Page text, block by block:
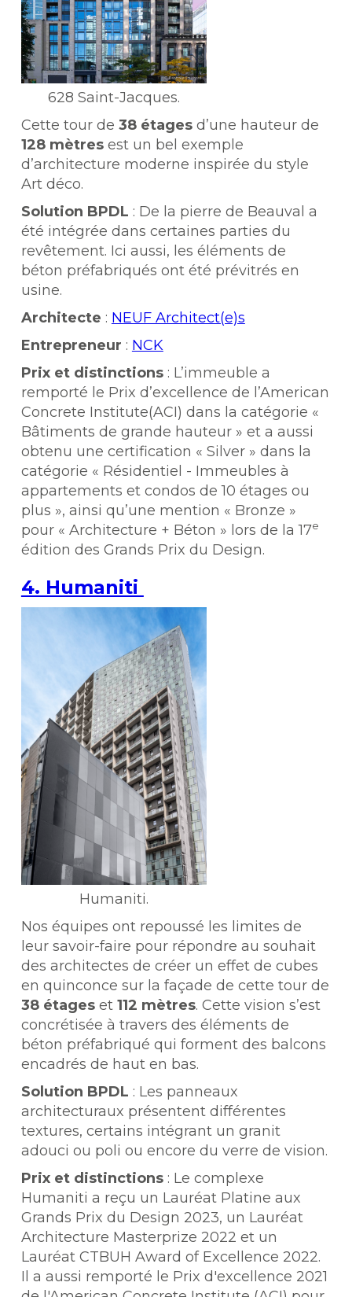
628 Saint-Jacques.
Cette tour de 38 étagesd’une hauteur de
128 mètres est un bel exemple
d’architecture moderne inspirée du style
Art déco.
Solution BPDL : De la pierre de Beauval a
été intégrée dans certaines parties du
revêtement. Ici aussi, les éléments de
béton préfabriqués ont été prévitrés en
usine.
Architecte : NEUF Architect(e)s
Entrepreneur : NCK
Prix et distinctions : L’immeuble a
remporté le Prix d’excellence de l’American
Concrete Institute(ACI) dans la catégorie «
Bâtiments de grande hauteur » et a aussi
obtenu une certification « Silver » dans la
catégorie « Résidentiel - Immeubles à
appartements et condos de 10 étages ou
plus », ainsi qu’une mention « Bronze »
pour « Architecture + Béton » lors de la 17e
édition des Grands Prix du Design.
4. Humaniti
Humaniti.
Nos équipes ont repoussé les limites de
leur savoir-faire pour répondre au souhait
des architectes de créer un effet de cubes
en quinconce sur la façade de cette tour de
38 étageset 112 mètres. Cette vision s’est
concrétisée à travers des éléments de
béton préfabriqué qui forment des balcons
encadrés de haut en bas.
Solution BPDL : Les panneaux
architecturaux présentent différentes
textures, certains intégrant un granit
adouci ou poli ou encore du verre de vision.
Prix et distinctions: Le complexe
Humaniti a reçu un Lauréat Platine aux
Grands Prix du Design 2023, un Lauréat
Architecture Masterprize 2022 et un
Lauréat CTBUH Award of Excellence 2022.
Il a aussi remporté le Prix d'excellence 2021